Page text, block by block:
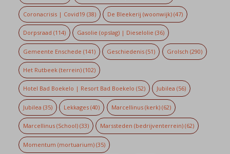
Coronacrisis | Covid19 (38) De Bleekerij (woonwijk) (47)
Dorpsraad (114) Gasolie (opslag) | Dieselolie (36)
Gemeente Enschede (141) Geschiedenis (51) Grolsch (290)
Het Rutbeek (terrein)(102)
Hotel Bad Boekelo | Resort Bad Boekelo (52) Jubilea (56)
Jubilea (35) Lekkages (40) Marcellinus (kerk)(62)
Marcellinus (School)(33) Marssteden (bedrijventerrein) (62)
Momentum (mortuarium)(35)